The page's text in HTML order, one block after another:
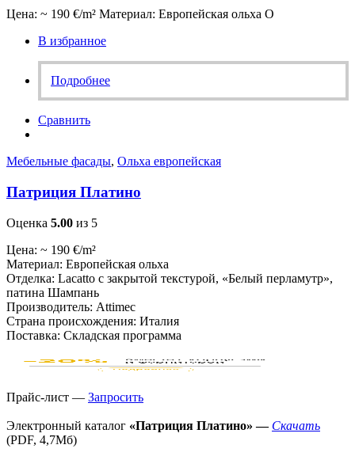
Цена: ~ 190 €/m² Материал: Европейская ольха О
В избранное
Подробнее
Сравнить
Мебельные фасады, Ольха европейская
Патриция Платино
Оценка 5.00 из 5
Цена: ~ 190 €/m²
Материал: Европейская ольха
Отделка: Lacatto с закрытой текстурой, «Белый перламутр»,
патина Шампань
Производитель: Attimec
Страна происхождения: Италия
Поставка: Складская программа
Прайс-лист — Запросить
Электронный каталог «Патриция Платино» — Скачать
(PDF, 4,7Мб)